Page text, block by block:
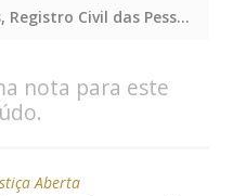
Notas, Protesto de Títulos, Registro Civil das Pessoas Naturais e de Interdições e Tutelas, Registro de Imóveis, Registro de Títulos e Documentos e Civis das Pessoas Jurídicas, Notas, Protesto de Títulos, Registro Civil das Pessoas Naturais e de Interdições e Tutelas, Registro de Imóveis, Registro de Títulos e Documentos e Civis das Pessoas Jurídicas, Notas, Protesto de Títulos, Registro Civil das Pessoas Naturais e de Interdições e Tutelas, Registro de Imóveis, Registro de Títulos e Documentos e Civis das Pessoas Jurídicas
nota para este
Aberta